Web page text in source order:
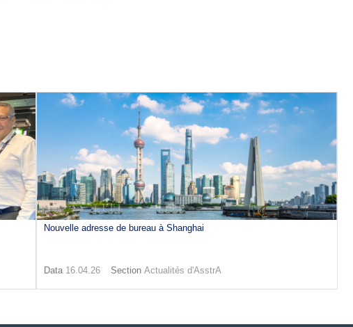
Nouvelle adresse de bureau à Shanghai
Data 16.04.26Section Actualités d'AsstrA